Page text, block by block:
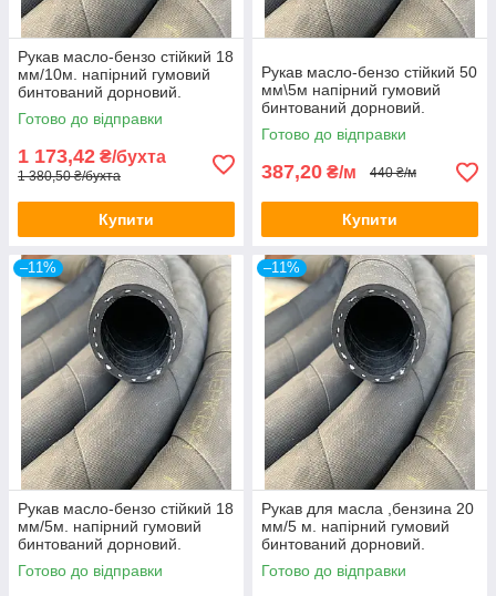
Рукав масло-бензо стійкий 18
мм/10м. напірний гумовий
бинтований дорновий.
Армований ниткою.
Готово до відправки
1 173,42 ₴/бухта
1 380,50 ₴/бухта
Купити
Рукав масло-бензо стійкий 50
мм\5м напірний гумовий
бинтований дорновий.
Армований ниткою.
Готово до відправки
387,20 ₴/м 440 ₴/м
Купити
–11%
Рукав масло-бензо стійкий 18
мм/5м. напірний гумовий
бинтований дорновий.
Армований ниткою.
Готово до відправки
–11%
Рукав для масла ,бензина 20
мм/5 м. напірний гумовий
бинтований дорновий.
Армований ниткою.
Готово до відправки